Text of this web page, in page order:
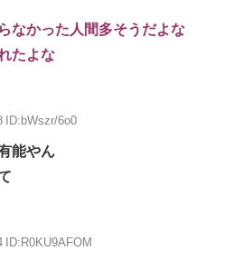
なかった人間多そうだよな
たよな
ID:bWszr/6o0
能やん
ID:R0KU9AFOM